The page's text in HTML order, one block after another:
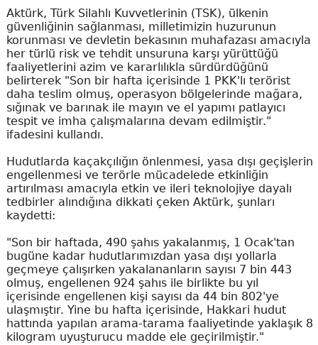
Aktürk, Türk Silahlı Kuvvetlerinin (TSK), ülkenin
güvenliğinin sağlanması, milletimizin huzurunun
korunması ve devletin bekasının muhafazası amacıyla
her türlü risk ve tehdit unsuruna karşı yürüttüğü
faaliyetlerini azim ve kararlılıkla sürdürdüğünü
belirterek "Son bir hafta içerisinde 1 PKK'lı terörist
daha teslim olmuş, operasyon bölgelerinde mağara,
sığınak ve barınak ile mayın ve el yapımı patlayıcı
tespit ve imha çalışmalarına devam edilmiştir."
ifadesini kullandı.
Hudutlarda kaçakçılığın önlenmesi, yasa dışı geçişlerin
engellenmesi ve terörle mücadelede etkinliğin
artırılması amacıyla etkin ve ileri teknolojiye dayalı
tedbirler alındığına dikkati çeken Aktürk, şunları
kaydetti:
"Son bir haftada, 490 şahıs yakalanmış, 1 Ocak'tan
bugüne kadar hudutlarımızdan yasa dışı yollarla
geçmeye çalışırken yakalananların sayısı 7 bin 443
olmuş, engellenen 924 şahıs ile birlikte bu yıl
içerisinde engellenen kişi sayısı da 44 bin 802'ye
ulaşmıştır. Yine bu hafta içerisinde, Hakkari hudut
hattında yapılan arama-tarama faaliyetinde yaklaşık 8
kilogram uyuşturucu madde ele geçirilmiştir."